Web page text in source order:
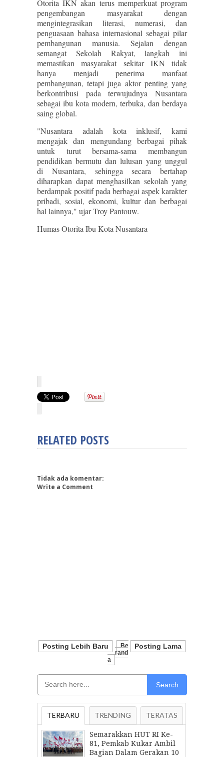
Otorita IKN akan terus memperkuat program
pengembangan masyarakat dengan
mengintegrasikan literasi, numerasi, dan
penguasaan bahasa internasional sebagai pilar
pembangunan manusia. Sejalan dengan
semangat Sekolah Rakyat, langkah ini
memastikan masyarakat sekitar IKN tidak
hanya menjadi penerima manfaat
pembangunan, tetapi juga aktor penting yang
berkontribusi pada terwujudnya Nusantara
sebagai ibu kota modern, terbuka, dan berdaya
saing global.
"Nusantara adalah kota inklusif, kami
mengajak dan mengundang berbagai pihak
untuk turut bersama-sama membangun
pendidikan bermutu dan lulusan yang unggul
di Nusantara, sehingga secara bertahap
diharapkan dapat menghasilkan sekolah yang
berdampak positif pada berbagai aspek karakter
pribadi, sosial, ekonomi, kultur dan berbagai
hal lainnya," ujar Troy Pantouw.
Humas Otorita Ibu Kota Nusantara
RELATED POSTS
Tidak ada komentar:
Write a Comment
Posting Lebih Baru Posting Lama
Be
Rand
A
Search
TERBARU TRENDING TERATAS
Semarakkan HUT RI Ke-
81, Pemkab Kukar Ambil
Bagian Dalam Gerakan 10